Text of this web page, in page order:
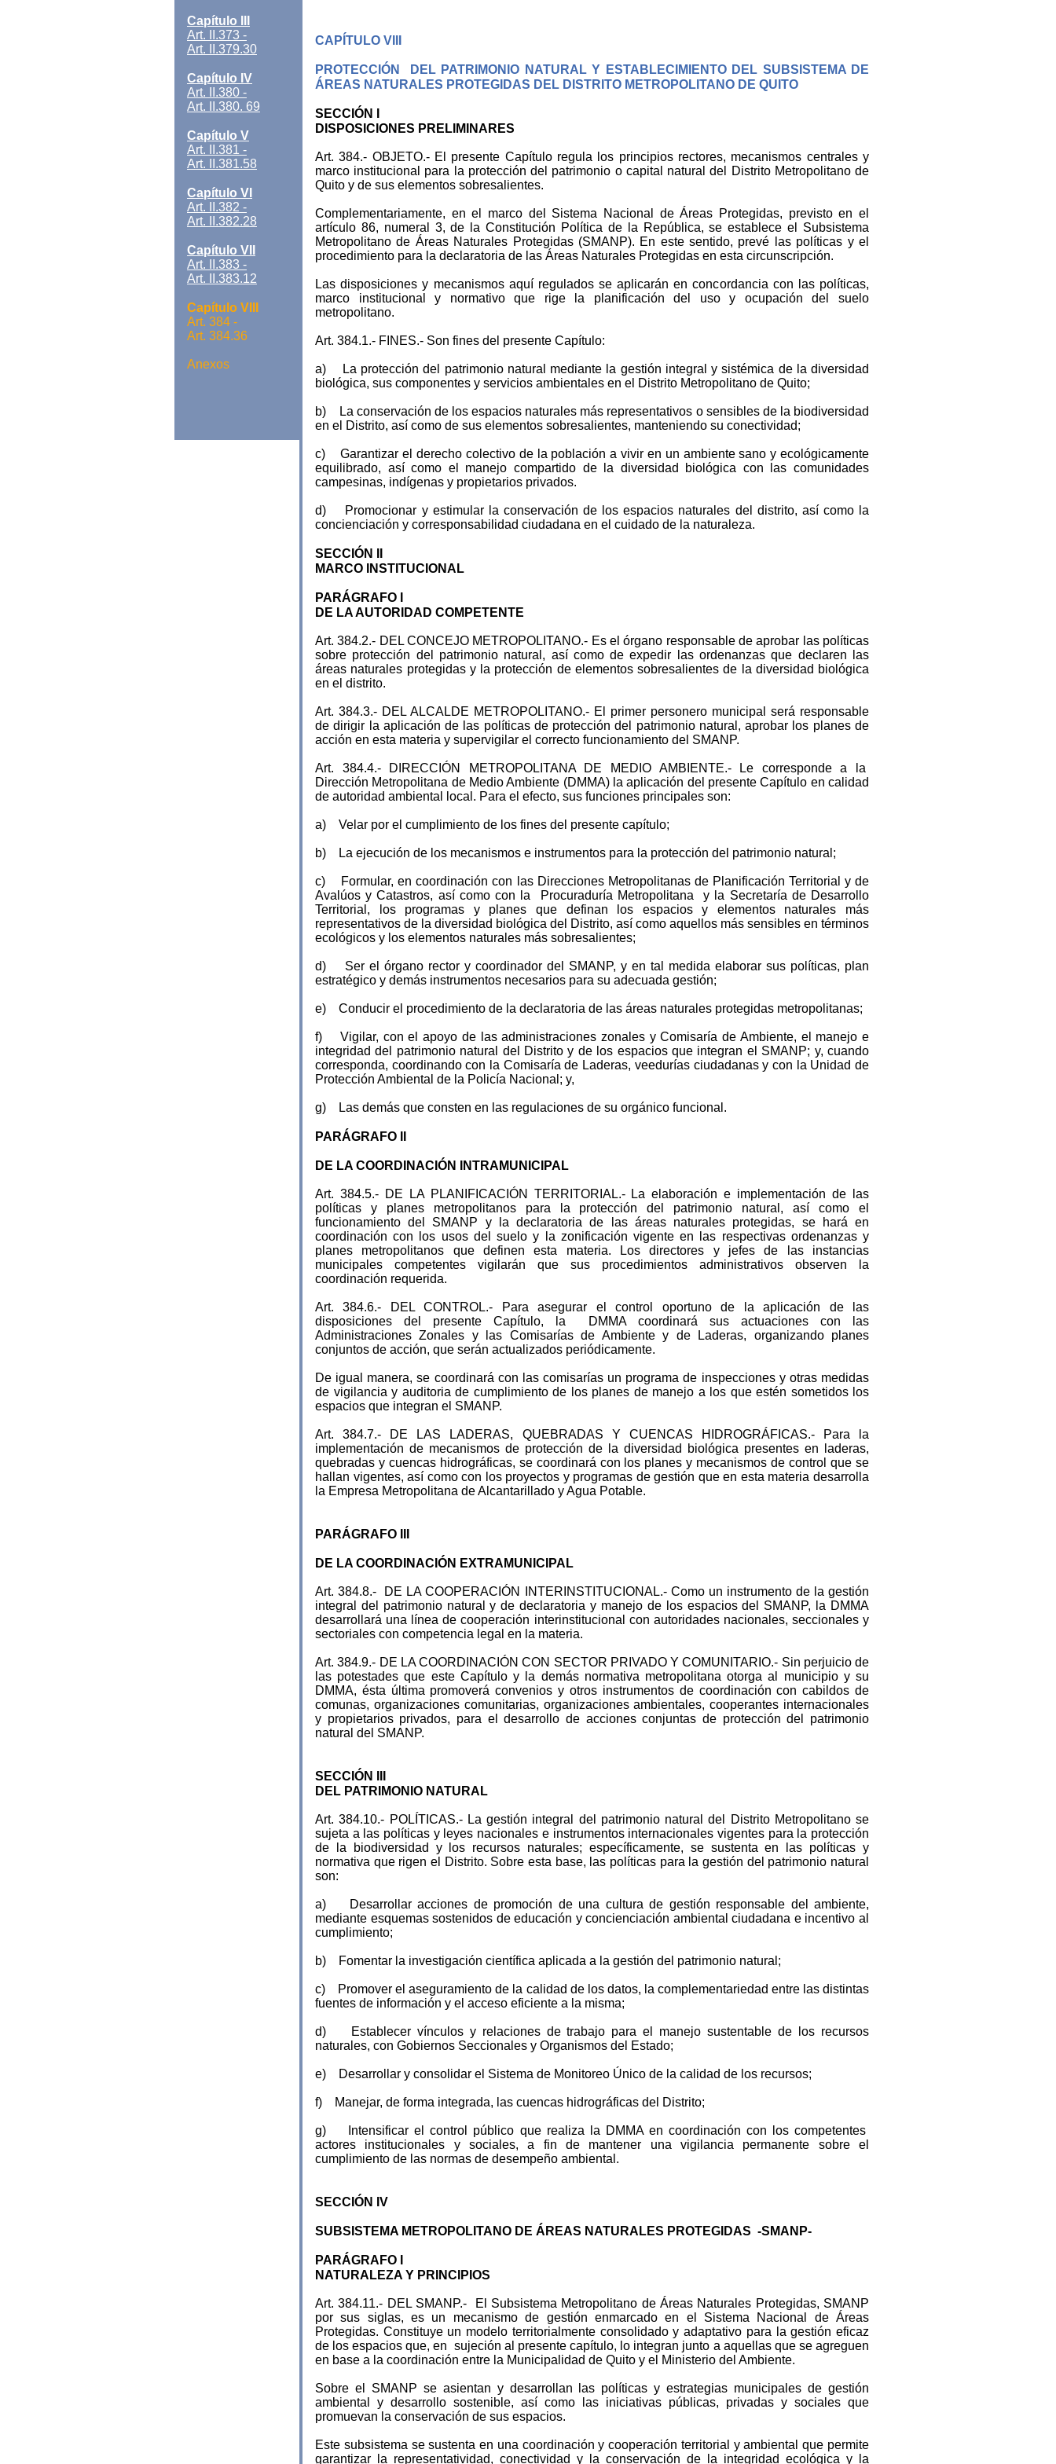
CAPÍTULO VIII
PROTECCIÓN DEL PATRIMONIO NATURAL Y ESTABLECIMIENTO DEL SUBSISTEMA DE
ÁREAS NATURALES PROTEGIDAS DEL DISTRITO METROPOLITANO DE QUITO
SECCIÓN I
DISPOSICIONES PRELIMINARES
Art. 384.- OBJETO.- El presente Capítulo regula los principios rectores, mecanismos centrales y
marco institucional para la protección del patrimonio o capital natural del Distrito Metropolitano de
Quito y de sus elementos sobresalientes.
Complementariamente, en el marco del Sistema Nacional de Áreas Protegidas, previsto en el
artículo 86, numeral 3, de la Constitución Política de la República, se establece el Subsistema
Metropolitano de Áreas Naturales Protegidas (SMANP). En este sentido, prevé las políticas y el
procedimiento para la declaratoria de las Áreas Naturales Protegidas en esta circunscripción.
Las disposiciones y mecanismos aquí regulados se aplicarán en concordancia con las políticas,
marco institucional y normativo que rige la planificación del uso y ocupación del suelo
metropolitano.
Art. 384.1.- FINES.- Son fines del presente Capítulo:
a) La protección del patrimonio natural mediante la gestión integral y sistémica de la diversidad
biológica, sus componentes y servicios ambientales en el Distrito Metropolitano de Quito;
b) La conservación de los espacios naturales más representativos o sensibles de la biodiversidad
en el Distrito, así como de sus elementos sobresalientes, manteniendo su conectividad;
c) Garantizar el derecho colectivo de la población a vivir en un ambiente sano y ecológicamente
equilibrado, así como el manejo compartido de la diversidad biológica con las comunidades
campesinas, indígenas y propietarios privados.
d) Promocionar y estimular la conservación de los espacios naturales del distrito, así como la
concienciación y corresponsabilidad ciudadana en el cuidado de la naturaleza.
SECCIÓN II
MARCO INSTITUCIONAL
PARÁGRAFO I
DE LA AUTORIDAD COMPETENTE
Art. 384.2.- DEL CONCEJO METROPOLITANO.- Es el órgano responsable de aprobar las políticas
sobre protección del patrimonio natural, así como de expedir las ordenanzas que declaren las
áreas naturales protegidas y la protección de elementos sobresalientes de la diversidad biológica
en el distrito.
Art. 384.3.- DEL ALCALDE METROPOLITANO.- El primer personero municipal será responsable
de dirigir la aplicación de las políticas de protección del patrimonio natural, aprobar los planes de
acción en esta materia y supervigilar el correcto funcionamiento del SMANP.
Art. 384.4.- DIRECCIÓN METROPOLITANA DE MEDIO AMBIENTE.- Le corresponde a la
Dirección Metropolitana de Medio Ambiente (DMMA) la aplicación del presente Capítulo en calidad
de autoridad ambiental local. Para el efecto, sus funciones principales son:
a) Velar por el cumplimiento de los fines del presente capítulo;
b) La ejecución de los mecanismos e instrumentos para la protección del patrimonio natural;
c) Formular, en coordinación con las Direcciones Metropolitanas de Planificación Territorial y de
Avalúos y Catastros, así como con la Procuraduría Metropolitana y la Secretaría de Desarrollo
Territorial, los programas y planes que definan los espacios y elementos naturales más
representativos de la diversidad biológica del Distrito, así como aquellos más sensibles en términos
ecológicos y los elementos naturales más sobresalientes;
d) Ser el órgano rector y coordinador del SMANP, y en tal medida elaborar sus políticas, plan
estratégico y demás instrumentos necesarios para su adecuada gestión;
e) Conducir el procedimiento de la declaratoria de las áreas naturales protegidas metropolitanas;
f) Vigilar, con el apoyo de las administraciones zonales y Comisaría de Ambiente, el manejo e
integridad del patrimonio natural del Distrito y de los espacios que integran el SMANP; y, cuando
corresponda, coordinando con la Comisaría de Laderas, veedurías ciudadanas y con la Unidad de
Protección Ambiental de la Policía Nacional; y,
g) Las demás que consten en las regulaciones de su orgánico funcional.
PARÁGRAFO II
DE LA COORDINACIÓN INTRAMUNICIPAL
Art. 384.5.- DE LA PLANIFICACIÓN TERRITORIAL.- La elaboración e implementación de las
políticas y planes metropolitanos para la protección del patrimonio natural, así como el
funcionamiento del SMANP y la declaratoria de las áreas naturales protegidas, se hará en
coordinación con los usos del suelo y la zonificación vigente en las respectivas ordenanzas y
planes metropolitanos que definen esta materia. Los directores y jefes de las instancias
municipales competentes vigilarán que sus procedimientos administrativos observen la
coordinación requerida.
Art. 384.6.- DEL CONTROL.- Para asegurar el control oportuno de la aplicación de las
disposiciones del presente Capítulo, la DMMA coordinará sus actuaciones con las
Administraciones Zonales y las Comisarías de Ambiente y de Laderas, organizando planes
conjuntos de acción, que serán actualizados periódicamente.
De igual manera, se coordinará con las comisarías un programa de inspecciones y otras medidas
de vigilancia y auditoria de cumplimiento de los planes de manejo a los que estén sometidos los
espacios que integran el SMANP.
Art. 384.7.- DE LAS LADERAS, QUEBRADAS Y CUENCAS HIDROGRÁFICAS.- Para la
implementación de mecanismos de protección de la diversidad biológica presentes en laderas,
quebradas y cuencas hidrográficas, se coordinará con los planes y mecanismos de control que se
hallan vigentes, así como con los proyectos y programas de gestión que en esta materia desarrolla
la Empresa Metropolitana de Alcantarillado y Agua Potable.
PARÁGRAFO III
DE LA COORDINACIÓN EXTRAMUNICIPAL
Art. 384.8.- DE LA COOPERACIÓN INTERINSTITUCIONAL.- Como un instrumento de la gestión
integral del patrimonio natural y de declaratoria y manejo de los espacios del SMANP, la DMMA
desarrollará una línea de cooperación interinstitucional con autoridades nacionales, seccionales y
sectoriales con competencia legal en la materia.
Art. 384.9.- DE LA COORDINACIÓN CON SECTOR PRIVADO Y COMUNITARIO.- Sin perjuicio de
las potestades que este Capítulo y la demás normativa metropolitana otorga al municipio y su
DMMA, ésta última promoverá convenios y otros instrumentos de coordinación con cabildos de
comunas, organizaciones comunitarias, organizaciones ambientales, cooperantes internacionales
y propietarios privados, para el desarrollo de acciones conjuntas de protección del patrimonio
natural del SMANP.
SECCIÓN III
DEL PATRIMONIO NATURAL
Art. 384.10.- POLÍTICAS.- La gestión integral del patrimonio natural del Distrito Metropolitano se
sujeta a las políticas y leyes nacionales e instrumentos internacionales vigentes para la protección
de la biodiversidad y los recursos naturales; específicamente, se sustenta en las políticas y
normativa que rigen el Distrito. Sobre esta base, las políticas para la gestión del patrimonio natural
son:
a) Desarrollar acciones de promoción de una cultura de gestión responsable del ambiente,
mediante esquemas sostenidos de educación y concienciación ambiental ciudadana e incentivo al
cumplimiento;
b) Fomentar la investigación científica aplicada a la gestión del patrimonio natural;
c) Promover el aseguramiento de la calidad de los datos, la complementariedad entre las distintas
fuentes de información y el acceso eficiente a la misma;
d) Establecer vínculos y relaciones de trabajo para el manejo sustentable de los recursos
naturales, con Gobiernos Seccionales y Organismos del Estado;
e) Desarrollar y consolidar el Sistema de Monitoreo Único de la calidad de los recursos;
f) Manejar, de forma integrada, las cuencas hidrográficas del Distrito;
g) Intensificar el control público que realiza la DMMA en coordinación con los competentes
actores institucionales y sociales, a fin de mantener una vigilancia permanente sobre el
cumplimiento de las normas de desempeño ambiental.
SECCIÓN IV
SUBSISTEMA METROPOLITANO DE ÁREAS NATURALES PROTEGIDAS -SMANP-
PARÁGRAFO I
NATURALEZA Y PRINCIPIOS
Art. 384.11.- DEL SMANP.- El Subsistema Metropolitano de Áreas Naturales Protegidas, SMANP
por sus siglas, es un mecanismo de gestión enmarcado en el Sistema Nacional de Áreas
Protegidas. Constituye un modelo territorialmente consolidado y adaptativo para la gestión eficaz
de los espacios que, en sujeción al presente capítulo, lo integran junto a aquellas que se agreguen
en base a la coordinación entre la Municipalidad de Quito y el Ministerio del Ambiente.
Sobre el SMANP se asientan y desarrollan las políticas y estrategias municipales de gestión
ambiental y desarrollo sostenible, así como las iniciativas públicas, privadas y sociales que
promuevan la conservación de sus espacios.
Este subsistema se sustenta en una coordinación y cooperación territorial y ambiental que permite
garantizar la representatividad, conectividad y la conservación de la integridad ecológica y la
Capítulo III
Art. II.373 -
Art. II.379.30
Capítulo IV
Art. II.380 -
Art. II.380. 69
Capítulo V
Art. II.381 -
Art. II.381.58
Capítulo VI
Art. II.382 -
Art. II.382.28
Capítulo VII
Art. II.383 -
Art. II.383.12
Capítulo VIII
Art. 384 -
Art. 384.36
Anexos